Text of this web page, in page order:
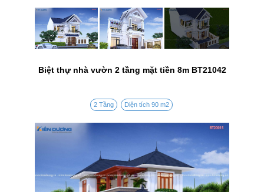
Biệt thự nhà vườn 2 tầng mặt tiền 8m BT21042
2 Tầng Diện tích 90 m2